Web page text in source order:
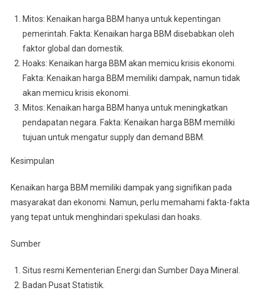
Mitos: Kenaikan harga BBM hanya untuk kepentingan
pemerintah. Fakta: Kenaikan harga BBM disebabkan oleh
faktor global dan domestik.
Hoaks: Kenaikan harga BBM akan memicu krisis ekonomi.
Fakta: Kenaikan harga BBM memiliki dampak, namun tidak
akan memicu krisis ekonomi.
Mitos: Kenaikan harga BBM hanya untuk meningkatkan
pendapatan negara. Fakta: Kenaikan harga BBM memiliki
tujuan untuk mengatur supply dan demand BBM.
Kesimpulan
Kenaikan harga BBM memiliki dampak yang signifikan pada
masyarakat dan ekonomi. Namun, perlu memahami fakta-fakta
yang tepat untuk menghindari spekulasi dan hoaks.
Sumber
Situs resmi Kementerian Energi dan Sumber Daya Mineral.
Badan Pusat Statistik.